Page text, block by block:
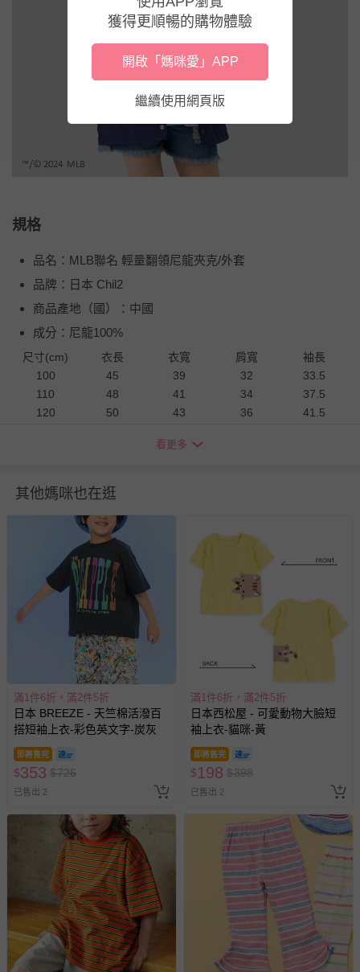
規格
品名：MLB聯名 輕量翻領尼龍夾克/外套
品牌：日本 Chil2
商品產地（國）：中國
成分：尼龍100%
尺寸(cm) 衣長 衣寬 肩寬
袖長
100
45 39 32
33.5
110
48 41 34
37.5
120
50 43 36
41.5
49
160
67
尺寸表單位皆為公分
，會因布料彈性、水洗處理、測量
起訖點等因素，與實際商品尺寸略有誤差
深淺色請分開洗滌，以避免造成互相移染。請使用中性洗
劑；浸泡時間不宜過長
請勿使用漂白劑、螢光增白劑及衣物柔軟劑，以免破壞布料
針織、刺繡、立體造型等類服飾，建議套入洗衣袋再清潔
過分烘乾會導致衣物收縮，破壞織物纖維，不建議使用烘衣
每件商品在拍攝時力求忠實呈現，但因為每台電腦、手機或
平板會因為螢幕亮度及解析度不同，與實際成品還是會有些
差異
預購為海外同步代購，遇缺貨即會通知媽咪並協助取消退款
事宜
您所購買的商品享有7天的鑑賞期／猶豫期權益，但此期間
並非試用期，您所退回的商品必須是未經使用的全新狀態，
包含完整包裝、配件、說明文件及贈品等。
如需退換貨，請於收到商品7天（含例假日內提出），如為
瑕疵退換貨所產生的運費，將由媽咪愛負責處理，若非瑕疵
退貨，您可至『查詢訂單』>『已出貨』中查詢該筆訂單，
並點選『我要退貨』即可進行申請。若有相關退貨問題，請
看更多
其他媽咪也在逛
滿1件6折，滿2件5折
日本 BREEZE - 天竺棉活潑百
搭短袖上衣-彩色英文字-炭灰
即將售完
$353 $726
已售出 2
滿1件6折，滿2件5折
日本西松屋 - 可愛動物大臉短
袖上衣-貓咪-黃
即將售完
$198 $398
已售出 2
獲得更順暢的購物體驗
開啟「媽咪愛」APP
繼續使用網頁版